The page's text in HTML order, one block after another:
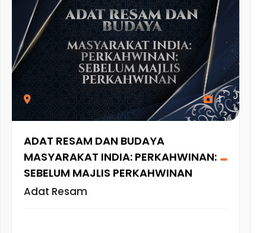
1
ADAT RESAM DAN BUDAYA
MASYARAKAT INDIA: PERKAHWINAN:
SEBELUM MAJLIS PERKAHWINAN
Adat Resam